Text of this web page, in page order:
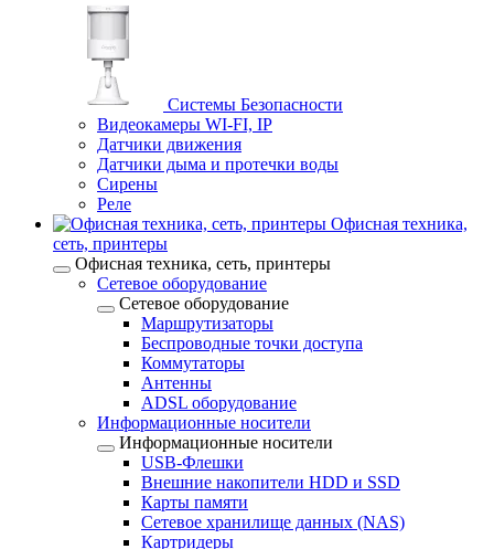
Системы Безопасности
Видеокамеры WI-FI, IP
Датчики движения
Датчики дыма и протечки воды
Сирены
Реле
Офисная техника,
cеть, принтеры
Офисная техника, cеть, принтеры
Сетевое оборудование
Сетевое оборудование
Маршрутизаторы
Беспроводные точки доступа
Коммутаторы
Антенны
ADSL оборудование
Информационные носители
Информационные носители
USB-Флешки
Внешние накопители HDD и SSD
Карты памяти
Сетевое хранилище данных (NAS)
Картридеры